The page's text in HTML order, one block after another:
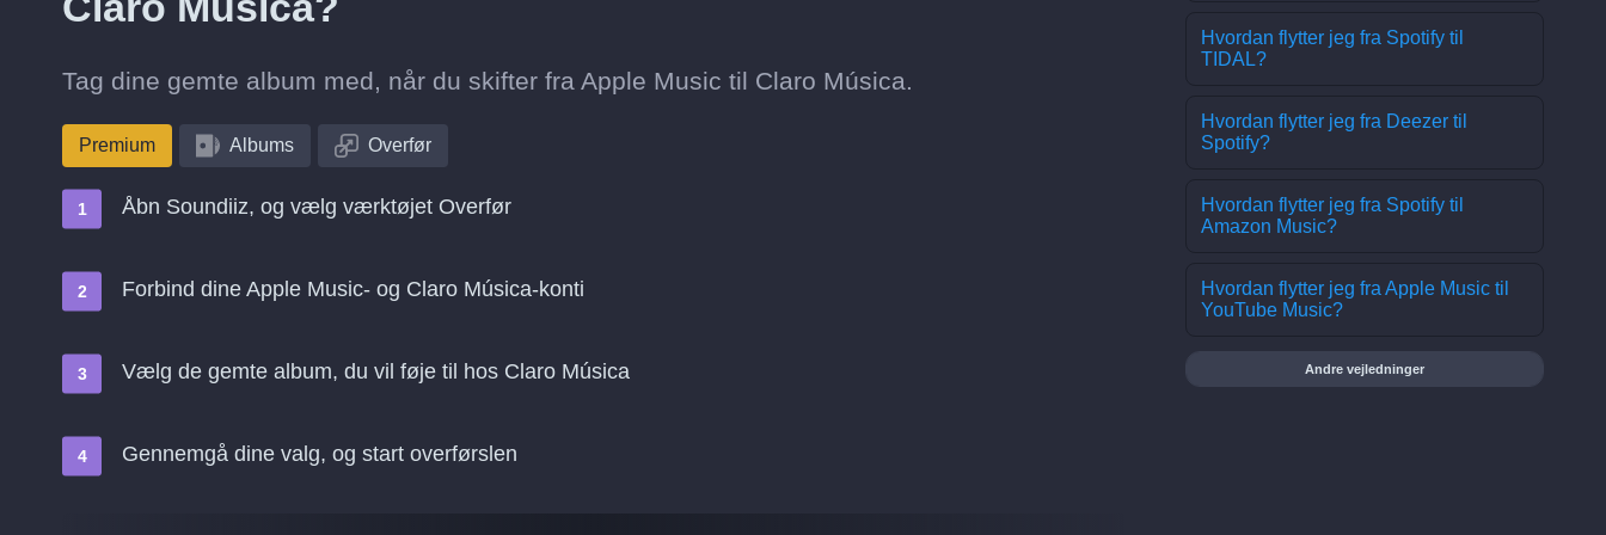
Tag dine gemte album med, når du skifter fra Apple Music til Claro Música.
Premium Albums Overfør
Åbn Soundiiz, og vælg værktøjet Overfør
Forbind dine Apple Music- og Claro Música-konti
Vælg de gemte album, du vil føje til hos Claro Música
Gennemgå dine valg, og start overførslen
Hvordan flytter jeg fra Spotify til
TIDAL?
Hvordan flytter jeg fra Deezer til
Spotify?
Hvordan flytter jeg fra Spotify til
Amazon Music?
Hvordan flytter jeg fra Apple Music til
YouTube Music?
Andre vejledninger